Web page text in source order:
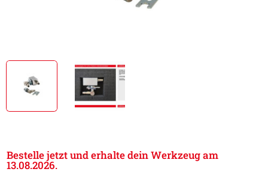
Bestelle jetzt und erhalte dein Werkzeug am
13.08.2026.